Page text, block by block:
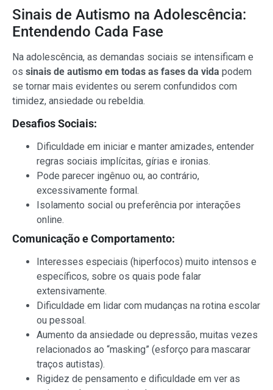
Sinais de Autismo na Adolescência:
Entendendo Cada Fase
Na adolescência, as demandas sociais se intensificam e
os sinais de autismo em todas as fases da vida podem
se tornar mais evidentes ou serem confundidos com
timidez, ansiedade ou rebeldia.
Desafios Sociais:
Dificuldade em iniciar e manter amizades, entender
regras sociais implícitas, gírias e ironias.
Pode parecer ingênuo ou, ao contrário,
excessivamente formal.
Isolamento social ou preferência por interações
online.
Comunicação e Comportamento:
Interesses especiais (hiperfocos) muito intensos e
específicos, sobre os quais pode falar
extensivamente.
Dificuldade em lidar com mudanças na rotina escolar
ou pessoal.
Aumento da ansiedade ou depressão, muitas vezes
relacionados ao “masking” (esforço para mascarar
traços autistas).
Rigidez de pensamento e dificuldade em ver as